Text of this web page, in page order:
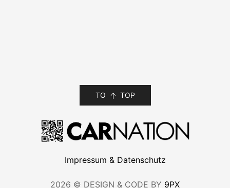
TO TOP
Impressum & Datenschutz
2026 © DESIGN & CODE BY 9PX